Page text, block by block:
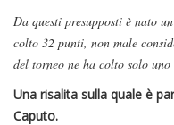
Da questi presupposti è nato
colto 32 punti, non male
del torneo ne ha colto solo
Una risalita sulla quale è
Caputo.